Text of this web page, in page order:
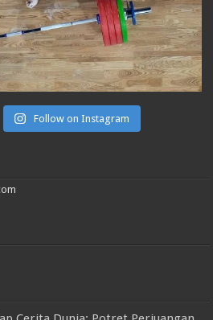
Follow on Instagram